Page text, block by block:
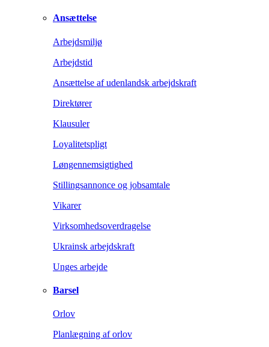
Ansættelse
Arbejdsmiljø
Arbejdstid
Ansættelse af udenlandsk arbejdskraft
Direktører
Klausuler
Loyalitetspligt
Løngennemsigtighed
Stillingsannonce og jobsamtale
Vikarer
Virksomhedsoverdragelse
Ukrainsk arbejdskraft
Unges arbejde
Barsel
Orlov
Planlægning af orlov